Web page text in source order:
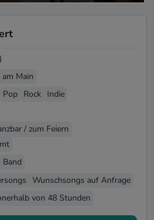
Main
Pop Rock Indie
/ zum Feiern
Band
Wunschsongs auf Anfrage
von 48 Stunden